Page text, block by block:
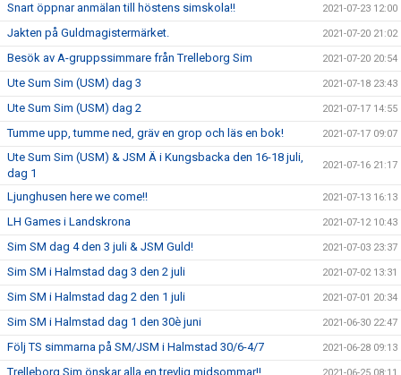
Snart öppnar anmälan till höstens simskola!! 2021-07-23 12:00
Jakten på Guldmagistermärket. 2021-07-20 21:02
Besök av A-gruppssimmare från Trelleborg Sim 2021-07-20 20:54
Ute Sum Sim (USM) dag 3 2021-07-18 23:43
Ute Sum Sim (USM) dag 2 2021-07-17 14:55
Tumme upp, tumme ned, gräv en grop och läs en bok! 2021-07-17 09:07
Ute Sum Sim (USM) & JSM Ä i Kungsbacka den 16-18 juli,
dag 1
2021-07-16 21:17
Ljunghusen here we come!! 2021-07-13 16:13
LH Games i Landskrona 2021-07-12 10:43
Sim SM dag 4 den 3 juli & JSM Guld! 2021-07-03 23:37
Sim SM i Halmstad dag 3 den 2 juli 2021-07-02 13:31
Sim SM i Halmstad dag 2 den 1 juli 2021-07-01 20:34
Sim SM i Halmstad dag 1 den 30è juni 2021-06-30 22:47
Följ TS simmarna på SM/JSM i Halmstad 30/6-4/7 2021-06-28 09:13
Trelleborg Sim önskar alla en trevlig midsommar!!